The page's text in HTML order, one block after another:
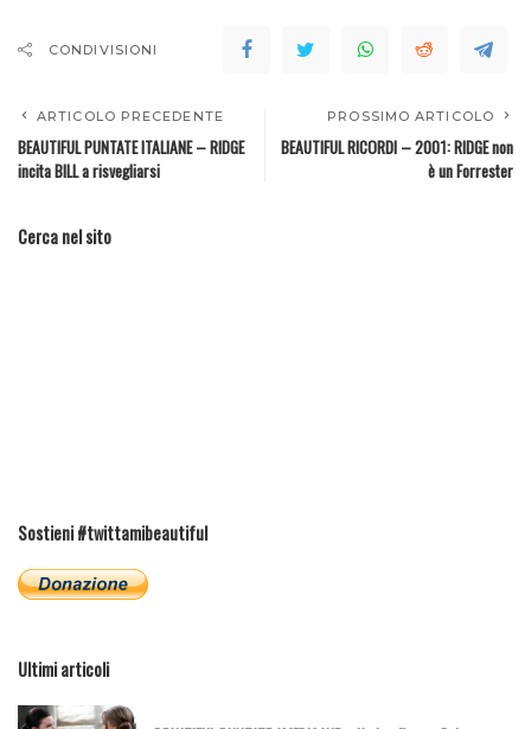
CONDIVISIONI
ARTICOLO PRECEDENTE
BEAUTIFUL PUNTATE ITALIANE – RIDGE
incita BILL a risvegliarsi
PROSSIMO ARTICOLO
BEAUTIFUL RICORDI – 2001: RIDGE non
è un Forrester
Cerca nel sito
Sostieni #twittamibeautiful
Ultimi articoli